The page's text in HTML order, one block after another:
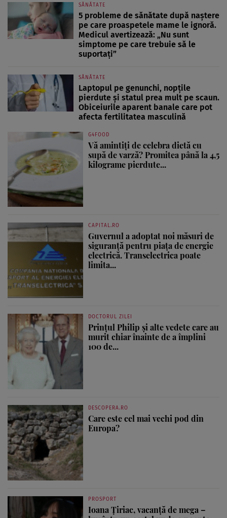
SĂNĂTATE
5 probleme de sănătate după naștere
pe care proaspetele mame le ignoră.
Medicul avertizează: „Nu sunt
simptome pe care trebuie să le
suportați”
SĂNĂTATE
Laptopul pe genunchi, nopțile
pierdute și statul prea mult pe scaun.
Obiceiurile aparent banale care pot
afecta fertilitatea masculină
G4FOOD
Vă amintiți de celebra dietă cu
supă de varză? Promitea până la 4,5
kilograme pierdute...
CAPITAL.RO
Guvernul a adoptat noi măsuri de
siguranță pentru piața de energie
electrică. Transelectrica poate
limita...
DOCTORUL ZILEI
Prințul Philip și alte vedete care au
murit chiar înainte de a împlini
100 de...
DESCOPERA.RO
Care este cel mai vechi pod din
Europa?
PROSPORT
Ioana Țiriac, vacanță de mega –